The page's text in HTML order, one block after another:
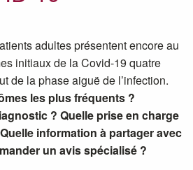
adultes présentent encore au
initiaux de la Covid-19 quatre
de la phase aiguë de l’infection.
les plus fréquents ?
? Quelle prise en charge
information à partager avec
un avis spécialisé ?